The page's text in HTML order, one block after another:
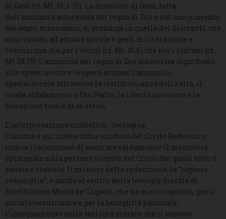
di Gesù (cf. Mt, 10, 1-15). La missione di Gesù, fatta
dall’annuncio autorevole del regno di Dio e dal compimento
dei segni messianici, si prolunga in quella dei discepoli, che
sono inviati ad attuare parole e gesti di liberazione e
redenzione, sia per i vicini (cf. Mt, 10,6) che per i lontani (cf.
Mt 28,19). L’annuncio del regno di Dio conferisce significato
alle opere; mentre le opere attuano l’annuncio,
specialmente attraverso la testimonianza della vita, il
totale affidamento a Dio Padre, la libertà interiore e la
donazione totale di se stessi.
L’interpretazione simbolico - teologica:
L’ancora è qui intesa come simbolo del Cristo Redentore;
indica l’intenzione di ancorare saldamente il ministero
episcopale sulla persona vivente del Cristo dal quale tutto è
sanato e redento. Il mistero della redenzione, la “copiosa
redemptio”, è anche al centro della teologia morale di
Sant’Alfonso Maria de’ Liguori, che ha molto ispirato, per il
suo cristocentrismo e per la benignità pastorale,
l’insegnamento della teologia morale che il vescovo